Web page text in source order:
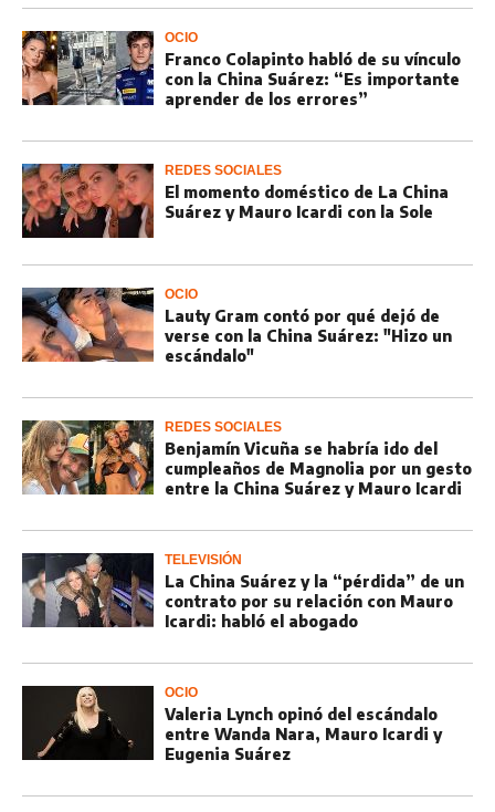
OCIO
Franco Colapinto habló de su vínculo
con la China Suárez: “Es importante
aprender de los errores”
REDES SOCIALES
El momento doméstico de La China
Suárez y Mauro Icardi con la Sole
OCIO
Lauty Gram contó por qué dejó de
verse con la China Suárez: "Hizo un
escándalo"
REDES SOCIALES
Benjamín Vicuña se habría ido del
cumpleaños de Magnolia por un gesto
entre la China Suárez y Mauro Icardi
TELEVISIÓN
La China Suárez y la “pérdida” de un
contrato por su relación con Mauro
Icardi: habló el abogado
OCIO
Valeria Lynch opinó del escándalo
entre Wanda Nara, Mauro Icardi y
Eugenia Suárez